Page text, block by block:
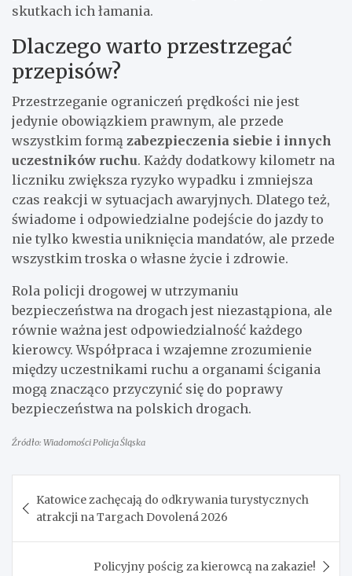
skutkach ich łamania.
Dlaczego warto przestrzegać
przepisów?
Przestrzeganie ograniczeń prędkości nie jest
jedynie obowiązkiem prawnym, ale przede
wszystkim formą zabezpieczenia siebie i innych
uczestników ruchu. Każdy dodatkowy kilometr na
liczniku zwiększa ryzyko wypadku i zmniejsza
czas reakcji w sytuacjach awaryjnych. Dlatego też,
świadome i odpowiedzialne podejście do jazdy to
nie tylko kwestia uniknięcia mandatów, ale przede
wszystkim troska o własne życie i zdrowie.
Rola policji drogowej w utrzymaniu
bezpieczeństwa na drogach jest niezastąpiona, ale
równie ważna jest odpowiedzialność każdego
kierowcy. Współpraca i wzajemne zrozumienie
między uczestnikami ruchu a organami ścigania
mogą znacząco przyczynić się do poprawy
bezpieczeństwa na polskich drogach.
Źródło: Wiadomości Policja Śląska
wpisu
Katowice zachęcają do odkrywania turystycznych
atrakcji na Targach Dovolená 2026
Policyjny pościg za kierowcą na zakazie!